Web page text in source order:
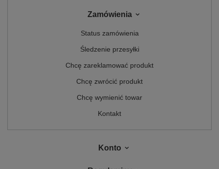
Zamówienia
Status zamówienia
Śledzenie przesyłki
Chcę zareklamować produkt
Chcę zwrócić produkt
Chcę wymienić towar
Kontakt
Konto